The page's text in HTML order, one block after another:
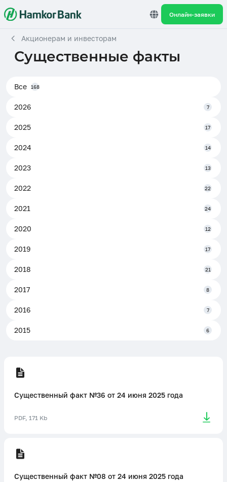
Онлайн-заявки
Акционерам и инвесторам
Существенные факты
Все 168
2026 7
2025 17
2024 14
2023 13
2022 22
2021 24
2020 12
2019 17
2018 21
2017 8
2016 7
2015 6
Существенный факт №36 от 24 июня 2025 года
PDF, 171 Kb
Существенный факт №08 от 24 июня 2025 года